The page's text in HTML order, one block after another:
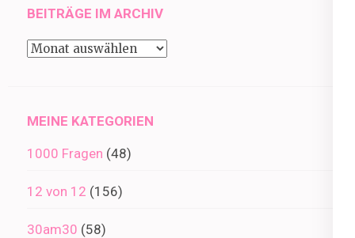
BEITRÄGE IM ARCHIV
Beiträge
MEINE KATEGORIEN
1000 Fragen (48)
12 von 12 (156)
30am30 (58)